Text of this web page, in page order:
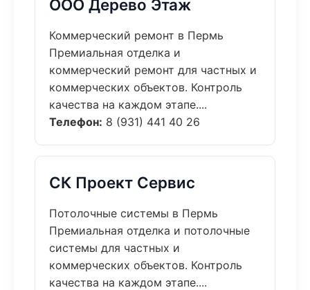
ООО Дерево Этаж
Коммерческий ремонт в Пермь
Премиальная отделка и
коммерческий ремонт для частных и
коммерческих объектов. Контроль
качества на каждом этапе....
Телефон: 8 (931) 441 40 26
СК Проект Сервис
Потолочные системы в Пермь
Премиальная отделка и потолочные
системы для частных и
коммерческих объектов. Контроль
качества на каждом этапе....